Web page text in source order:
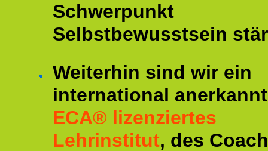
Schwerpunkt
Selbstbewusstsein
Weiterhin sind wir ein
international
ECA® lizenziertes
Lehrinstitut, des